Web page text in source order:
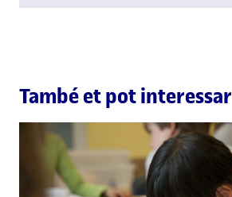
També et pot interessar